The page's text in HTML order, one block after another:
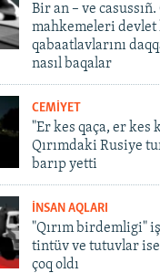
Bir an – ve casussıñ.
mahkemeleri
qabaatlavlarını
nasıl baqalar
CEMİYET
"Er kes qaça, er kes
Qırımdaki Rusiye
barıp yetti
İNSAN AQLARI
"Qırım birdemligi"
tintüv ve tutuvlar ise
çoq oldı